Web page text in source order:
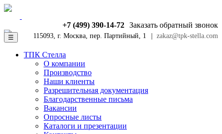
Заказать обратный звонок
+7 (499) 390-14-72
zakaz@tpk-stella.com
115093, г. Москва, пер. Партийный, 1
☰
ТПК Стелла
О компании
Производство
Наши клиенты
Разрешительная документация
Благодарственные письма
Вакансии
Опросные листы
Каталоги и презентации